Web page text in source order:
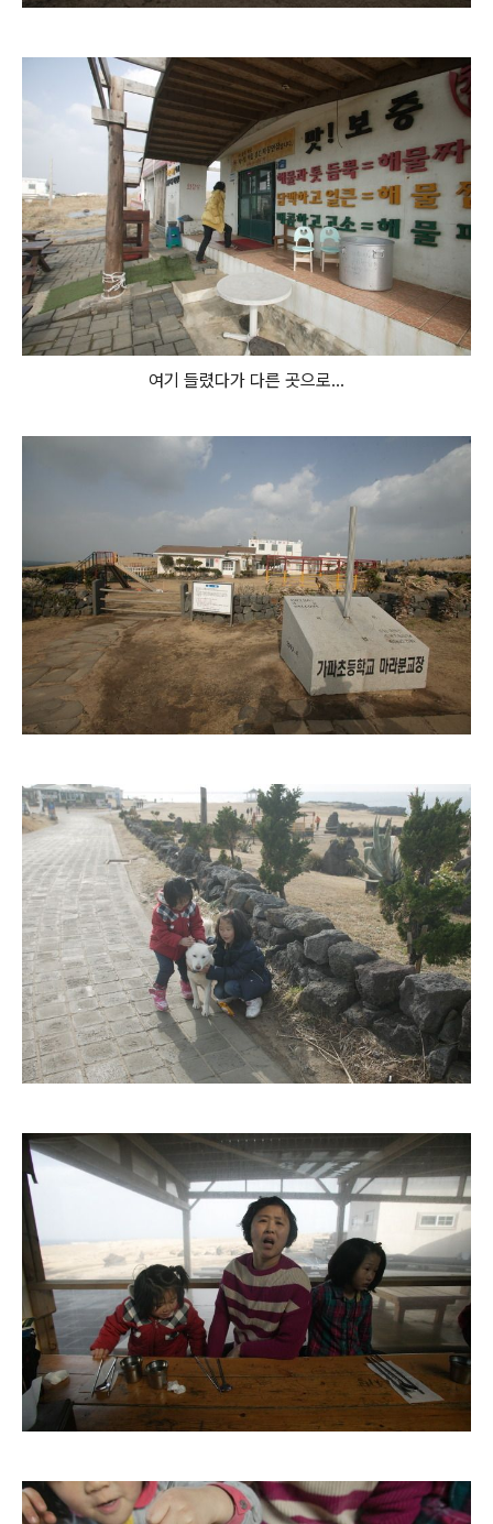
여기 들렸다가 다른 곳으로...